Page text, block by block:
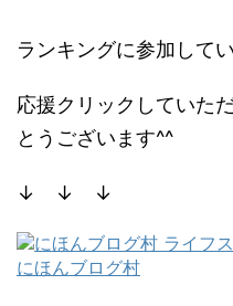
ランキングに参加してい
応援クリックしていた
とうございます^^
↓ ↓ ↓
にほんブログ村